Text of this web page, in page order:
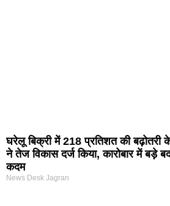
घरेलू बिक्री में 218 प्रतिशत की बढ़ोतरी
ने तेज विकास दर्ज किया, कारोबार में बड़े
कदम
News Desk Jagran